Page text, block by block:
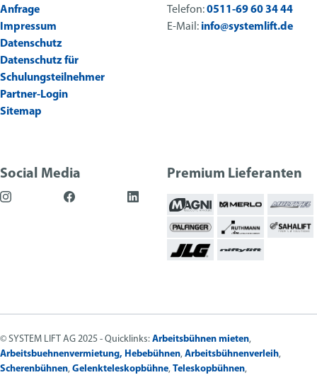
Anfrage
Impressum
Datenschutz
Datenschutz für
Schulungsteilnehmer
Partner-Login
Sitemap
Telefon:0511-69 60 34 44
E-Mail: info@systemlift.de
Social Media Premium Lieferanten
© SYSTEM LIFT AG 2025 - Quicklinks: Arbeitsbühnen mieten,
Arbeitsbuehnenvermietung, Hebebühnen, Arbeitsbühnenverleih,
Scherenbühnen, Gelenkteleskopbühne, Teleskopbühnen,